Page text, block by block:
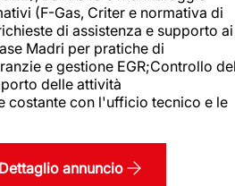
(F-Gas, Criter e normativa di
di assistenza e supporto ai
Madri per pratiche di
e gestione EGR;Controllo
delle attività
costante con l'ufficio tecnico e le
Dettaglio annuncio